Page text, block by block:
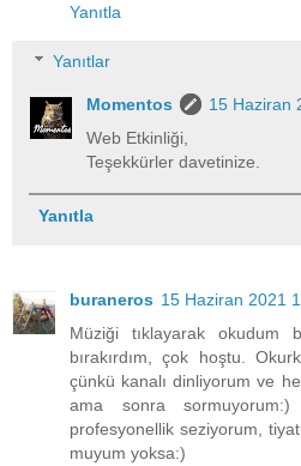
Yanıtla
Yanıtlar
Momentos
15 Haziran
Web Etkinliği,
Teşekkürler davetinize.
Yanıtla
buraneros 15 Haziran 2021
Müziği tıklayarak
bırakırdım, çok hoştu.
çünkü kanalı dinliyorum ve
ama sonra
profesyonellik seziyorum,
muyum yoksa:)